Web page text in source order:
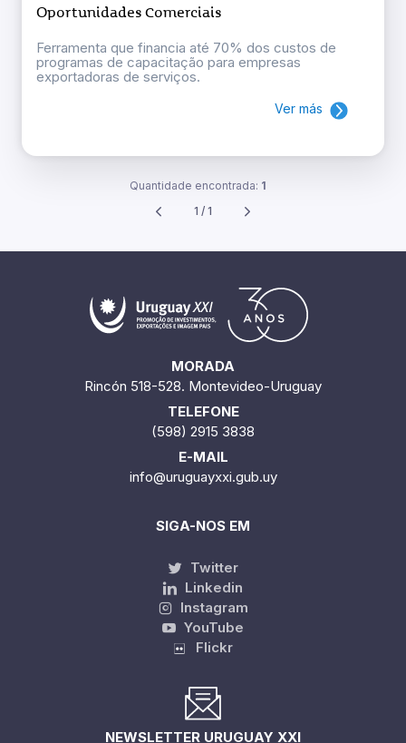
Oportunidades Comerciais
Ferramenta que financia até 70% dos custos de
programas de capacitação para empresas
exportadoras de serviços.
Ver más
Quantidade encontrada: 1
1 / 1
MORADA
Rincón 518-528. Montevideo-Uruguay
TELEFONE
(598) 2915 3838
E-MAIL
info@uruguayxxi.gub.uy
SIGA-NOS EM
Twitter
Linkedin
Instagram
YouTube
Flickr
NEWSLETTER URUGUAY XXI